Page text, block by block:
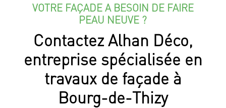
VOTRE FAÇADE A BESOIN DE FAIRE
PEAU NEUVE ?
Contactez Alhan Déco,
entreprise spécialisée en
travaux de façade à
Bourg-de-Thizy